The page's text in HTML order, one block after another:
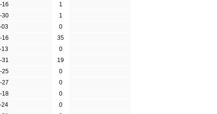
16
1
30
1
03
0
16
35
13
0
19
25
0
27
0
18
0
24
0